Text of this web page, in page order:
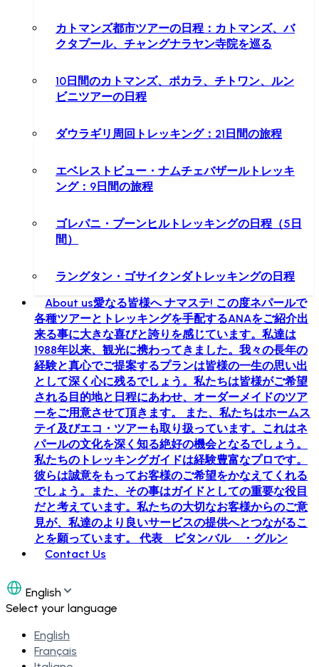
カトマンズ都市ツアーの日程：カトマンズ、バ
クタプール、チャングナラヤン寺院を巡る
10日間のカトマンズ、ポカラ、チトワン、ルン
ビニツアーの日程
ダウラギリ周回トレッキング：21日間の旅程
エベレストビュー・ナムチェバザールトレッキ
ング：9日間の旅程
ゴレパニ・プーンヒルトレッキングの日程（5日
間）
ラングタン・ゴサイクンダトレッキングの日程
About us愛なる皆様へ ナマステ! この度ネパールで
各種ツアーとトレッキングを手配するANAをご紹介出
来る事に大きな喜びと誇りを感じています。私達は
1988年以来、観光に携わってきました。我々の長年の
経験と真心でご提案するプランは皆様の一生の思い出
として深く心に残るでしょう。私たちは皆様がご希望
される目的地と日程にあわせ、オーダーメイドのツア
ーをご用意させて頂きます。 また、私たちはホームス
テイ及びエコ・ツアーも取り扱っています。これはネ
パールの文化を深く知る絶好の機会となるでしょう。
私たちのトレッキングガイドは経験豊富なプロです。
彼らは誠意をもってお客様のご希望をかなえてくれる
でしょう。また、その事はガイドとしての重要な役目
だと考えています。私たちの大切なお客様からのご意
見が、私達のより良いサービスの提供へとつながるこ
とを願っています。 代表 ピタンバル ・グルン
Contact Us
English
Select your language
English
Français